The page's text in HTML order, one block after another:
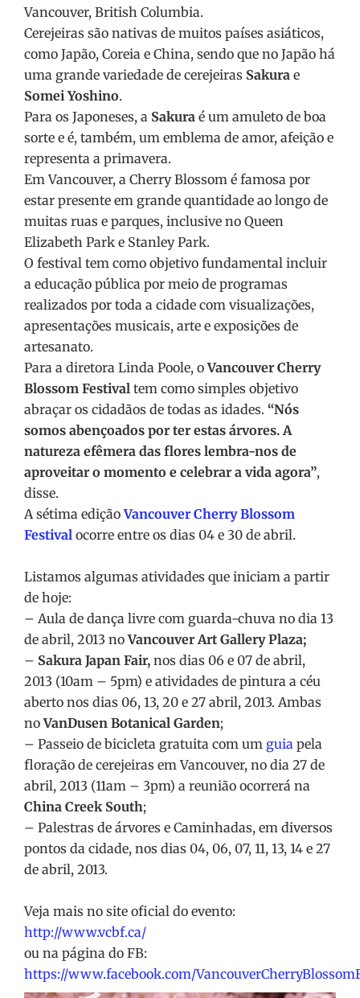
Vancouver, British Columbia.
Cerejeiras são nativas de muitos países asiáticos,
como Japão, Coreia e China, sendo que no Japão há
uma grande variedade de cerejeiras Sakura e
Somei Yoshino.
Para os Japoneses, a Sakura é um amuleto de boa
sorte e é, também, um emblema de amor, afeição e
representa a primavera.
Em Vancouver, a Cherry Blossom é famosa por
estar presente em grande quantidade ao longo de
muitas ruas e parques, inclusive no Queen
Elizabeth Park e Stanley Park.
O festival tem como objetivo fundamental incluir
a educação pública por meio de programas
realizados por toda a cidade com visualizações,
apresentações musicais, arte e exposições de
artesanato.
Para a diretora Linda Poole, oVancouver Cherry
Blossom Festival tem como simples objetivo
abraçar os cidadãos de todas as idades. “Nós
somos abençoados por ter estas árvores. A
natureza efêmera das flores lembra-nos de
aproveitar o momento e celebrar a vida agora”,
disse.
A sétima ediçãoVancouver Cherry Blossom
Festival ocorre entre os dias 04 e 30 de abril.
Listamos algumas atividades que iniciam a partir
de hoje:
– Aula de dança livre com guarda-chuva no dia 13
de abril, 2013 noVancouver Art Gallery Plaza;
– Sakura Japan Fair, nos dias 06 e 07 de abril,
2013 (10am – 5pm) e atividades de pintura a céu
aberto nos dias 06, 13, 20 e 27 abril, 2013. Ambas
noVanDusen Botanical Garden;
– Passeio de bicicleta gratuita com um guia pela
floração de cerejeiras em Vancouver, no dia 27 de
abril, 2013 (11am – 3pm) a reunião ocorrerá na
China Creek South;
– Palestras de árvores e Caminhadas, em diversos
pontos da cidade, nos dias 04, 06, 07, 11, 13, 14 e 27
de abril, 2013.
Veja mais no site oficial do evento:
http://www.vcbf.ca/
ou na página do FB:
https://www.facebook.com/